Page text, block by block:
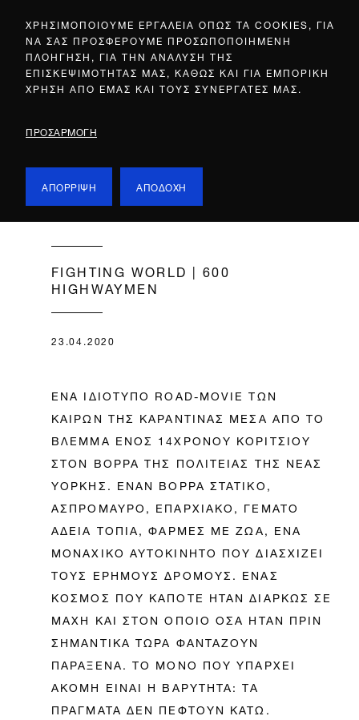
ΧΡΗΣΙΜΟΠΟΙΟΥΜΕ ΕΡΓΑΛΕΙΑ ΟΠΩΣ ΤΑ COOKIES, ΓΙΑ
ΝΑ ΣΑΣ ΠΡΟΣΦΕΡΟΥΜΕ ΠΡΟΣΩΠΟΠΟΙΗΜΕΝΗ
ΠΛΟΗΓΗΣΗ, ΓΙΑ ΤΗΝ ΑΝΑΛΥΣΗ ΤΗΣ
ΕΠΙΣΚΕΨΙΜΟΤΗΤΑΣ ΜΑΣ, ΚΑΘΩΣ ΚΑΙ ΓΙΑ ΕΜΠΟΡΙΚΗ
ΧΡΗΣΗ ΑΠΟ ΕΜΑΣ ΚΑΙ ΤΟΥΣ ΣΥΝΕΡΓΑΤΕΣ ΜΑΣ.
ΠΡΟΣΑΡΜΟΓΗ
ΑΠΟΡΡΙΨΗ ΑΠΟΔΟΧΗ
FIGHTING WORLD | 600
HIGHWAYMEN
23.04.2020
ΕΝΑ ΙΔΙΟΤΥΠΟ ROAD-MOVIE ΤΩΝ
ΚΑΙΡΩΝ ΤΗΣ ΚΑΡΑΝΤΙΝΑΣ ΜΕΣΑ ΑΠΟ ΤΟ
ΒΛΕΜΜΑ ΕΝΟΣ 14ΧΡΟΝΟΥ ΚΟΡΙΤΣΙΟΥ
ΣΤΟΝ ΒΟΡΡΑ ΤΗΣ ΠΟΛΙΤΕΙΑΣ ΤΗΣ ΝΕΑΣ
ΥΟΡΚΗΣ. ΕΝΑΝ ΒΟΡΡΑ ΣΤΑΤΙΚΟ,
ΑΣΠΡΟΜΑΥΡΟ, ΕΠΑΡΧΙΑΚΟ, ΓΕΜΑΤΟ
ΑΔΕΙΑ ΤΟΠΙΑ, ΦΑΡΜΕΣ ΜΕ ΖΩΑ, ΕΝΑ
ΜΟΝΑΧΙΚΟ ΑΥΤΟΚΙΝΗΤΟ ΠΟΥ ΔΙΑΣΧΙΖΕΙ
ΤΟΥΣ ΕΡΗΜΟΥΣ ΔΡΟΜΟΥΣ. ΕΝΑΣ
ΚΟΣΜΟΣ ΠΟΥ ΚΑΠΟΤΕ ΗΤΑΝ ΔΙΑΡΚΩΣ ΣΕ
ΜΑΧΗ ΚΑΙ ΣΤΟΝ ΟΠΟΙΟ ΟΣΑ ΗΤΑΝ ΠΡΙΝ
ΣΗΜΑΝΤΙΚΑ ΤΩΡΑ ΦΑΝΤΑΖΟΥΝ
ΠΑΡΑΞΕΝΑ. ΤΟ ΜΟΝΟ ΠΟΥ ΥΠΑΡΧΕΙ
ΑΚΟΜΗ ΕΙΝΑΙ Η ΒΑΡΥΤΗΤΑ: ΤΑ
ΠΡΑΓΜΑΤΑ ΔΕΝ ΠΕΦΤΟΥΝ ΚΑΤΩ.